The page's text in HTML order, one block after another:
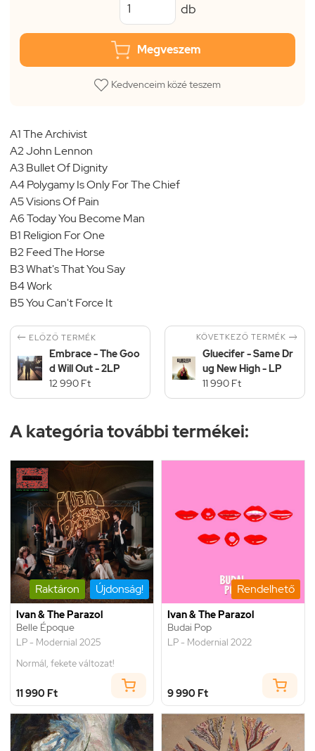
db
Megveszem
Kedvenceim közé teszem
A1 The Archivist
A2 John Lennon
A3 Bullet Of Dignity
A4 Polygamy Is Only For The Chief
A5 Visions Of Pain
A6 Today You Become Man
B1 Religion For One
B2 Feed The Horse
B3 What's That You Say
B4 Work
B5 You Can't Force It
 ELŐZŐ TERMÉK
Embrace - The Goo
d Will Out - 2LP
12 990 Ft
KÖVETKEZŐ TERMÉK 
Gluecifer - Same Dr
ug New High - LP
11 990 Ft
A kategória további termékei:
Raktáron Újdonság!
Ivan & The Parazol
Belle Époque
LP - Modernial 2025
Normál, fekete változat!
11 990 Ft
Rendelhető
Ivan & The Parazol
Budai Pop
LP - Modernial 2022
9 990 Ft